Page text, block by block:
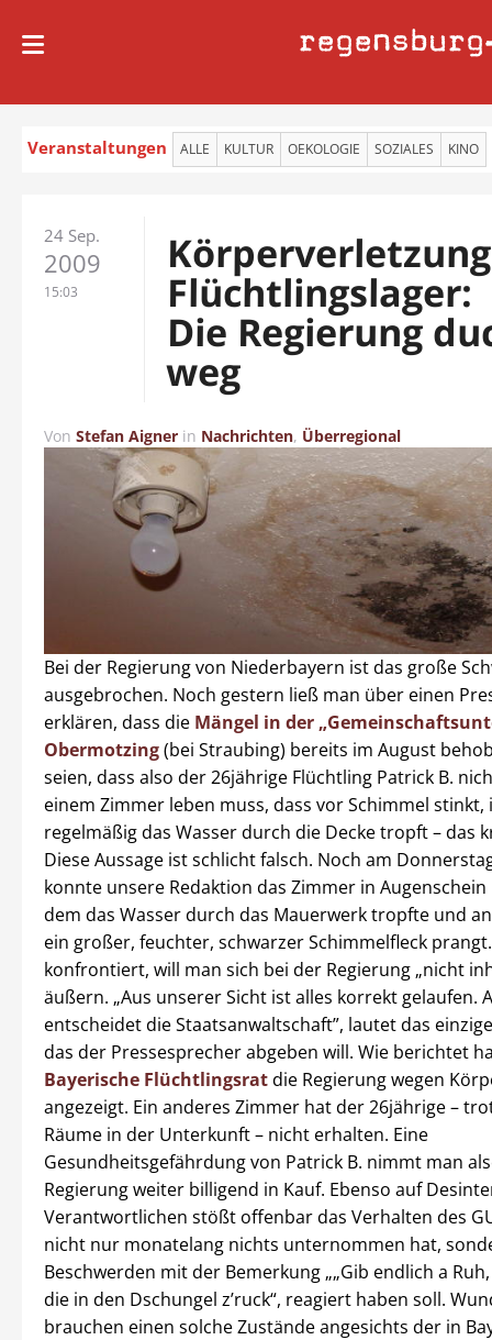
regensburg
Veranstaltungen ALLE KULTUR OEKOLOGIE SOZIALES KINO
24 Sep.
2009
15:03 Flüchtlingslager:
Die Regierung
weg
Von Stefan Aigner in Nachrichten, Überregional
Bei der Regierung von Niederbayern ist das große
ausgebrochen. Noch gestern ließ man über einen
erklären, dass die Mängel in der
Obermotzing(bei Straubing) bereits im August
seien, dass also der 26jährige Flüchtling Patrick B.
einem Zimmer leben muss, dass vor Schimmel stinkt,
regelmäßig das Wasser durch die Decke tropft – das
Diese Aussage ist schlicht falsch. Noch am
konnte unsere Redaktion das Zimmer in
dem das Wasser durch das Mauerwerk tropfte und
ein großer, feuchter, schwarzer Schimmelfleck
konfrontiert, will man sich bei der Regierung „nicht
äußern. „Aus unserer Sicht ist alles korrekt gelaufen.
entscheidet die Staatsanwaltschaft”, lautet das
das der Pressesprecher abgeben will. Wie berichtet
Bayerische Flüchtlingsratdie Regierung wegen
angezeigt. Ein anderes Zimmer hat der 26jährige –
Räume in der Unterkunft – nicht erhalten. Eine
Gesundheitsgefährdung von Patrick B. nimmt man
Regierung weiter billigend in Kauf. Ebenso auf
Verantwortlichen stößt offenbar das Verhalten des
nicht nur monatelang nichts unternommen hat,
Beschwerden mit der Bemerkung „„Gib endlich a
die in den Dschungel z’ruck“, reagiert haben soll.
brauchen einen solche Zustände angesichts der in